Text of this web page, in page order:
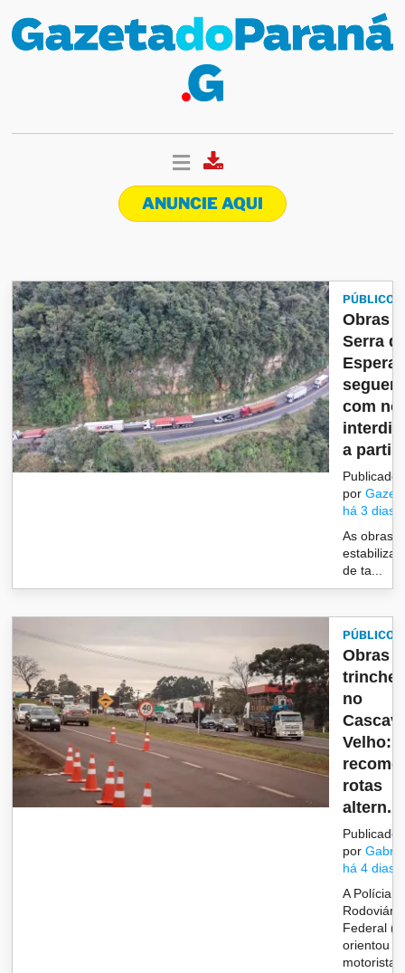
ANUNCIE AQUI
PÚBLICO
Obras
Serra
seguem
com
a
Publicado
por
há 3 dias
As obras
de ta...
PÚBLICO
Obras
no
Velho:
rotas
altern...
Publicado
por
há 4 dias
A Polícia
Rodoviária
Federal
orientou